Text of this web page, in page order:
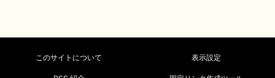
このサイトについて 表示設定